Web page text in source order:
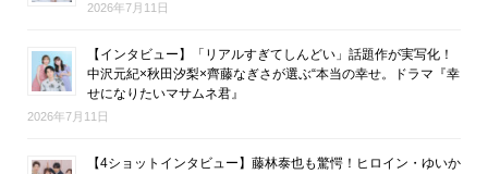
2026年7月11日
【インタビュー】「リアルすぎてしんどい」話題作が実写化！
中沢元紀×秋田汐梨×齊藤なぎさが選ぶ“本当の幸せ。ドラマ『幸
せになりたいマサムネ君』
2026年7月11日
【4ショットインタビュー】藤林泰也も驚愕！ヒロイン・ゆいか